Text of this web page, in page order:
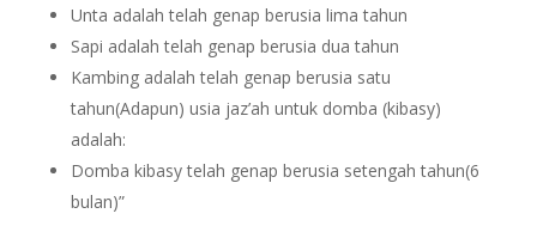
Unta adalah telah genap berusia lima tahun
Sapi adalah telah genap berusia dua tahun
Kambing adalah telah genap berusia satu
tahun(Adapun) usia jaz’ah untuk domba (kibasy)
adalah:
Domba kibasy telah genap berusia setengah tahun(6
bulan)”